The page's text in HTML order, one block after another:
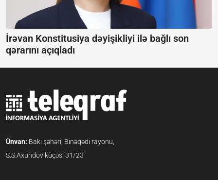
İrəvan Konstitusiya dəyişikliyi ilə bağlı son
qərarını açıqladı
Ünvan: Bakı şəhəri, Binəqədi rayonu,
S.S.Axundov küçəsi 31/23